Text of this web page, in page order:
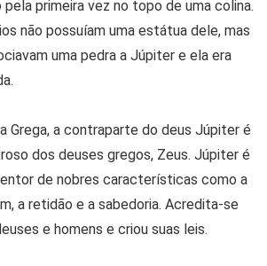
primeira vez no topo de uma colina.
não possuíam uma estátua dele, mas
uma pedra a Júpiter e ela era
Grega, a contraparte do deus Júpiter é
dos deuses gregos, Zeus. Júpiter é
de nobres características como a
a retidão e a sabedoria. Acredita-se
e homens e criou suas leis.